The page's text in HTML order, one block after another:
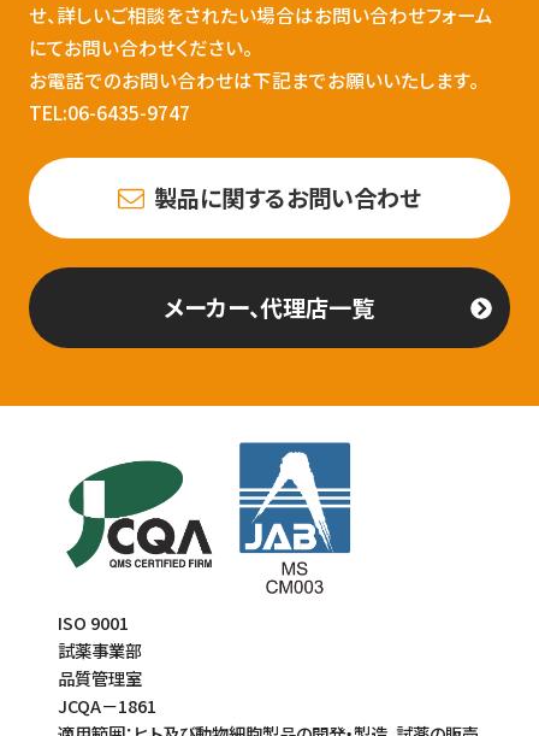
せ、詳しいご相談をされたい場合はお問い合わせフォーム
にてお問い合わせください。
お電話でのお問い合わせは下記までお願いいたします。
TEL:06-6435-9747
製品に関するお問い合わせ
メーカー、代理店一覧
ISO 9001
試薬事業部
品質管理室
JCQA－1861